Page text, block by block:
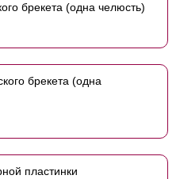
брекета (одна челюсть)
брекета (одна
пластинки